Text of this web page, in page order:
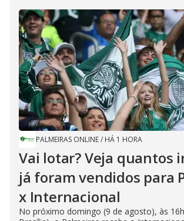
PALMEIRAS ONLINE/ HÁ 1 HORA
Vai lotar? Veja quantos
já foram vendidos para
x Internacional
No próximo domingo (9 de agosto), às